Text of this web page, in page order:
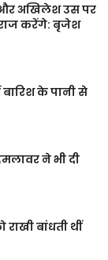
और अखिलेश उस पर
करेंगे: बृजेश
के पानी से
ने भी दी
बांधती थीं